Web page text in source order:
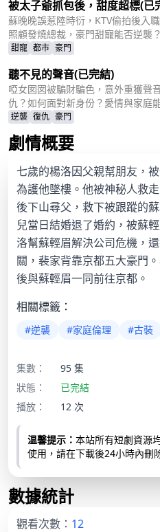
被太子爺抓包後，甜度超標(已
蘇晚晚誤惹陸時衍，KTV偷拍後入
照顧發燒總裁，豪門甜寵能否逆襲？
甜寵 都市 豪門
聽不見的聲音(已完結)
啞女囡囡被騙財騙色，意外重獲聲
仇？如何面對新身份？愛情與家庭
逆襲 復仇 豪門
劇情概要
七歲的楊洛因父親幫朋友，
為護他墜樓。他被神秘人救
後下山尋父，救下被跟蹤的
兒當日結婚退了婚約，被蘇
洛幫蘇輕眉解決公司危機，
關，裴家背靠京都五大豪門
後與蘇輕眉一同前往京都。
相關標籤：
#逆襲 #家庭倫理 #古裝
集數：
95 集
狀態：
已完結
播放：
12 次
温馨提示： 本站所有短劇資源
使用，請在下載後24小時內刪
數據統計
觀看次數： 12